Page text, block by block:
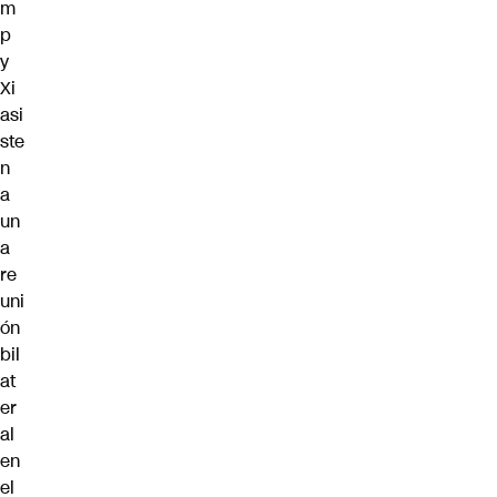
m
p
y
Xi
asi
ste
n
a
un
a
re
uni
ón
bil
at
er
al
en
el